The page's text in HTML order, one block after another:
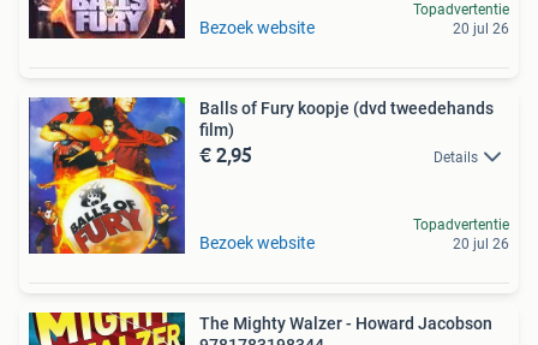
Bezoek website
Topadvertentie
20 jul 26
Balls of Fury koopje (dvd tweedehands
film)
€ 2,95 Details
Bezoek website
Topadvertentie
20 jul 26
The Mighty Walzer - Howard Jacobson